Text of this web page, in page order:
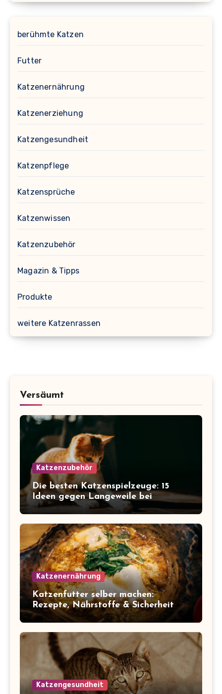
berühmte Katzen
Futter
Katzenernährung
Katzenerziehung
Katzengesundheit
Katzenpflege
Katzensprüche
Katzenwissen
Katzenzubehör
Magazin & Tipps
Produkte
weitere Katzenrassen
Versäumt
Katzenzubehör
Die besten Katzenspielzeuge: 15
Ideen gegen Langeweile bei
Wohnungskatzen
Katzenernährung
Katzenfutter selber machen:
Rezepte, Nährstoffe & Sicherheit
Katzengesundheit